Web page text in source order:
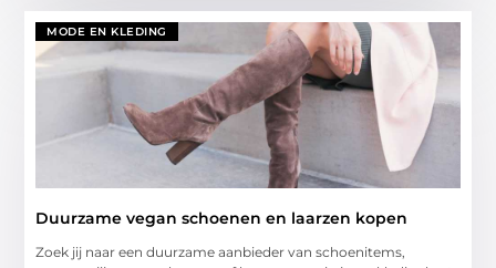
MODE EN KLEDING
Duurzame vegan schoenen en laarzen kopen
Zoek jij naar een duurzame aanbieder van schoenitems,